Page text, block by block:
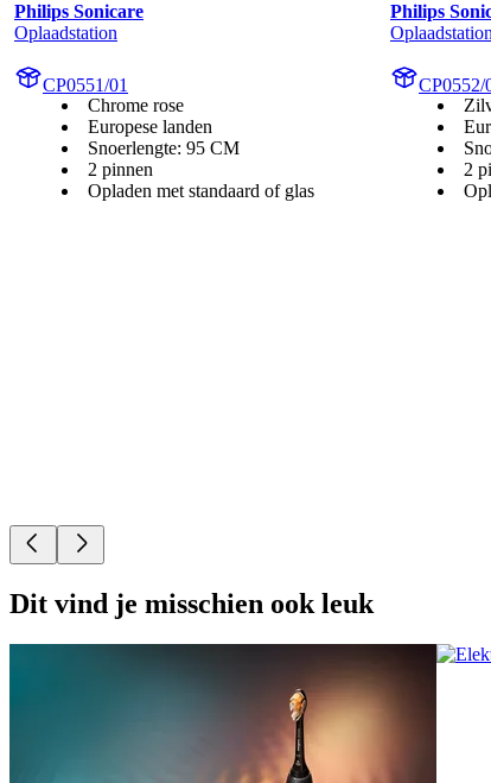
Philips Sonicare
Oplaadstation
CP0551/01
Chrome rose
Europese landen
Snoerlengte: 95 CM
2 pinnen
Opladen met standaard of glas
Philips
Oplaadstation
CP0552/
2
Dit vind je misschien ook leuk